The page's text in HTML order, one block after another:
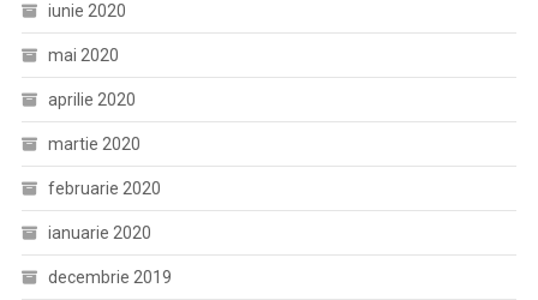
iunie 2020
mai 2020
aprilie 2020
martie 2020
februarie 2020
ianuarie 2020
decembrie 2019